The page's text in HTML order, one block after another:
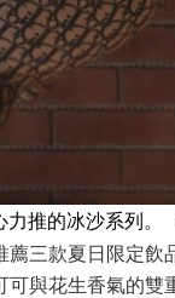
力推的冰沙系列。
薦三款夏日限定飲
可與花生香氣的雙